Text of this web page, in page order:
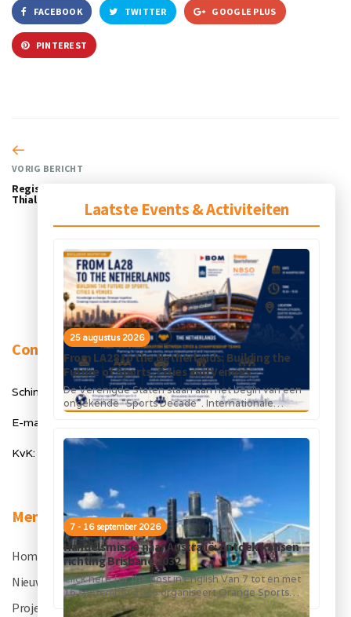
Laatste Events & Activiteiten
25 augustus 2026
From LA28 to the Netherlands: Building the
Future of Sports, Cities and Venues
De Verenigde Staten staan aan het begin van een
ongekende “Sports Decade”. Internationale
topsportevenementen en grote investeringen in
7 - 16 september 2026
Handelsmissie naar Australië: ontdek kansen
richting Brisbane 2032
Click here for the post in English Van 7 tot en met
16 september 2026 organiseert Orange Sports
Forum in...
FACEBOOK TWITTER GOOGLE PLUS
PINTEREST
VORIG BERICHT
Registratie SportUp Boost @
Thialf is geopend!
Contact
Schimmelt 40, 5611 ZX Eindhoven
E-mail: info@orangesportsforum.com
KvK: 50334905
Menu
Home
Nieuws
Projecten